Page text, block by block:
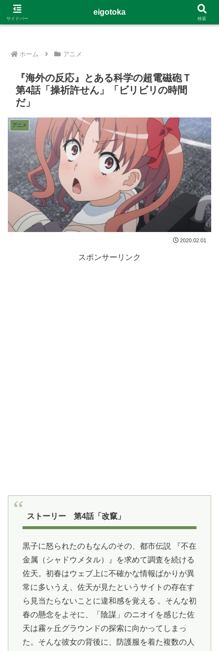
G-4Y8348WE8B
ホーム アニメ
『海外の反応』とある科学の超電磁砲Ｔ
第4話「操祈許せん」「ビリビリの時間
だ」
アニメ
2020.02.01
スポンサーリンク
ストーリー 第4話「改竄」
黒子に怒られたのもなんのその、都市伝説 『不在
金属（シャドウメタル）』を求めて調査を続ける
佐天。初春はウェブ上に不確かな情報ばかりが異
常に多いうえ、佐天が見たというサイトの存在す
ら見当たらないことに違和感を覚える 。そんな初
春の懸念をよそに、「陰謀」のニオイを感じた佐
天は霧ヶ丘グラウンドの探索に向かってしまっ
た。そんな彼女の背後に、防護服を着た複数の人
サイドバー
eigotoka
検索